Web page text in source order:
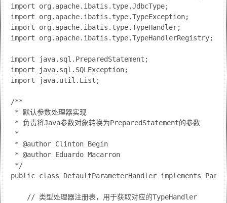
import org.apache.ibatis.type.JdbcType;
import org.apache.ibatis.type.TypeException;
import org.apache.ibatis.type.TypeHandler;
import org.apache.ibatis.type.TypeHandlerRegistry;
import java.sql.PreparedStatement;
import java.sql.SQLException;
import java.util.List;
/**
* 默认参数处理器实现
* 负责将Java参数对象转换为PreparedStatement的参数
*
* @author Clinton Begin
* @author Eduardo Macarron
*/
public class DefaultParameterHandler implements
    // 类型处理器注册表，用于获取对应的TypeHandler